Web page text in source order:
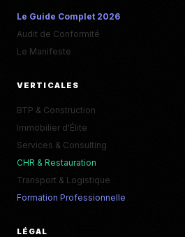
Le Guide Complet 2026
Audit de Conformité
Le Manifeste
VERTICALES
BTP & Construction
Immobilier d'Élite
Services & Consulting
CHR & Restauration
Transport & Logistique
Formation Professionnelle
LÉGAL